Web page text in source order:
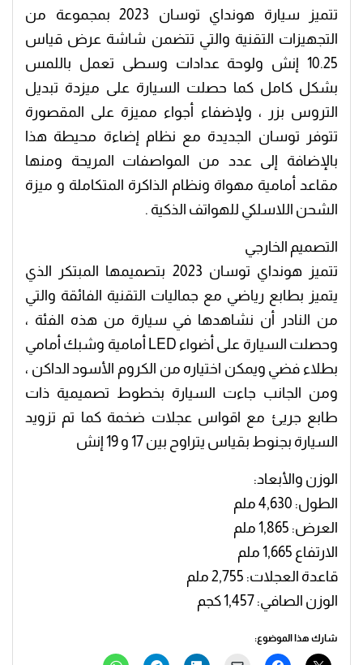
تتميز سيارة هونداي توسان 2023 بمجموعة من
التجهيزات التقنية والتي تتضمن شاشة عرض قياس
10.25 إنش ولوحة عدادات وسطى تعمل باللمس
بشكل كامل كما حصلت السيارة على ميزدة تبديل
التروس بزر ، ولإضفاء أجواء مميزة على المقصورة
تتوفر توسان الجديدة مع نظام إضاءة محيطة هذا
بالإضافة إلى عدد من المواصفات المريحة ومنها
مقاعد أمامية مهواة ونظام الذاكرة المتكاملة و ميزة
الشحن اللاسلكي للهواتف الذكية .
التصميم الخارجي
تتميز هونداي توسان 2023 بتصميمها المبتكر الذي
يتميز بطابع رياضي مع جماليات التقنية الفائقة والتي
من النادر أن نشاهدها في سيارة من هذه الفئة ،
وحصلت السيارة على أضواء LED أمامية وشبك أمامي
بطلاء فضي ويمكن اختياره من الكروم الأسود الداكن ،
ومن الجانب جاءت السيارة بخطوط تصميمية ذات
طابع جريئ مع اقواس عجلات ضخمة كما تم تزويد
السيارة بجنوط بقياس يتراوح بين 17 و 19 إنش
الوزن والأبعاد:
الطول: 4,630 ملم
العرض: 1,865 ملم
الارتفاع 1,665 ملم
قاعدة العجلات: 2,755 ملم
الوزن الصافي: 1,457 كجم
شارك هذا الموضوع: